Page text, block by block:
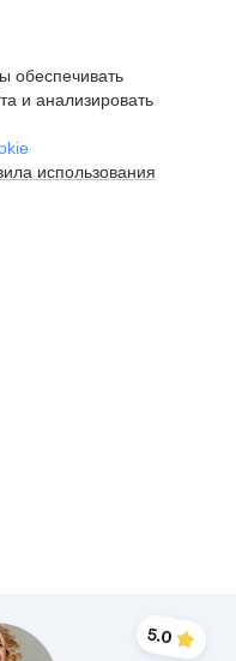
обеспечивать
и анализировать
использования